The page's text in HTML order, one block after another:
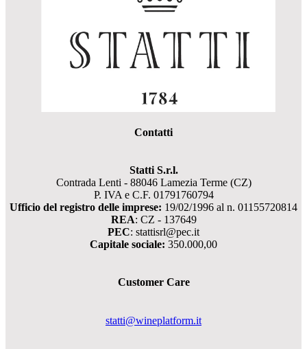
Contatti
Statti S.r.l.
Contrada Lenti - 88046 Lamezia Terme (CZ)
P. IVA e C.F. 01791760794
Ufficio del registro delle imprese: 19/02/1996 al n. 01155720814
REA: CZ - 137649
PEC: stattisrl@pec.it
Capitale sociale: 350.000,00
Customer Care
statti@wineplatform.it